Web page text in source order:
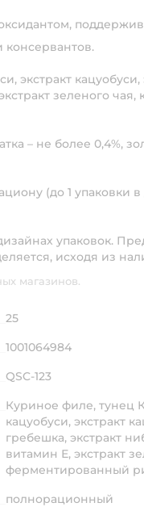
консервантов.
экстракт кацуобуси,
зеленого
– не более 0,4%,
(до 1 упаковки
упаковок.
исходя из
магазинов.
25
1001064984
QSC-123
Куриное филе, тунец
кацуобуси, экстракт
гребешка, экстракт
витамин Е, экстракт
ферментированный
полнорационный